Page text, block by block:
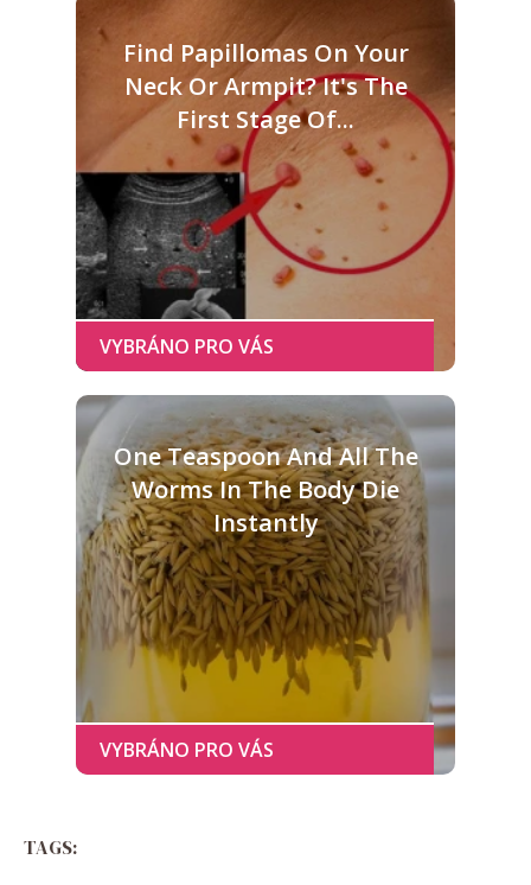
Find Papillomas On Your
Neck Or Armpit? It's The
First Stage Of...
One Teaspoon And All The
Worms In The Body Die
Instantly
TAGS: